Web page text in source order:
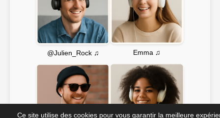
@Julien_Rock ♫ Emma ♫
Ce site utilise des cookies pour vous garantir la meilleure